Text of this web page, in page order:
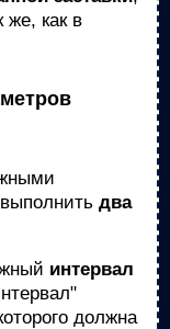
же, как в
два
интервал
должна